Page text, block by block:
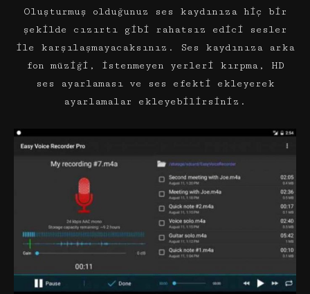
Oluşturmuş olduğunuz ses kaydınıza hiç bir
şekilde cızırtı gibi rahatsız edici sesler
ile karşılaşmayacaksınız. Ses kaydınıza arka
fon müziği, istenmeyen yerleri kırpma, HD
ses ayarlaması ve ses efekti ekleyerek
ayarlamalar ekleyebilirsiniz.